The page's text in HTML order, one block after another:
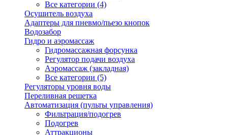
Все категории (4)
Осушитель воздуха
Адаптеры для пневмо/пьезо кнопок
Водозабор
Гидро и аэромассаж
Гидромассажная форсунка
Регулятор подачи воздуха
Аэромассаж (закладная)
Все категории (5)
Регуляторы уровня воды
Переливная решетка
Автоматизация (пульты управления)
Фильтрация/подогрев
Подогрев
Аттракционы